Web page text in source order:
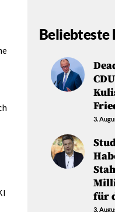
Beliebteste
3.
für
3.